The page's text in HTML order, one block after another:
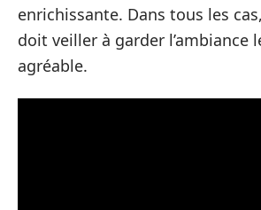
enrichissante. Dans tous les
doit veiller à garder l’ambiance
agréable.